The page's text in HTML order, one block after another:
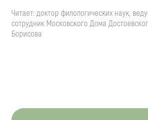
Читает: доктор филологических наук,
сотрудник Московского Дома
Борисова